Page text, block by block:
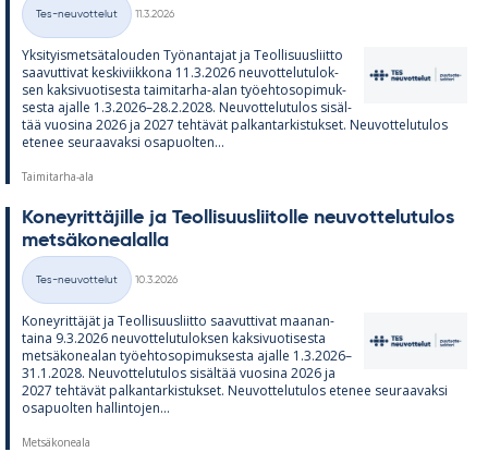
Kategoriat
Tes-neuvottelut
11.3.2026
Yk­si­tyis­met­sä­ta­lou­den Työ­nan­ta­jat ja Teol­li­suus­liitto
saa­vut­ti­vat kes­ki­viik­kona 11.3.2026 neu­vot­te­lu­tu­lok­
sen kak­si­vuo­ti­sesta tai­mi­tarha-alan työ­eh­to­so­pi­muk­
sesta ajalle 1.3.2026–28.2.2028. Neu­vot­te­lu­tu­los si­säl­
tää vuo­sina 2026 ja 2027 teh­tä­vät pal­kan­tar­kis­tuk­set. Neu­vot­te­lu­tu­los
ete­nee seu­raa­vaksi os­a­puol­ten...
Taimitarha-ala
Ko­ney­rit­tä­jille ja Teol­li­suus­lii­tolle neu­vot­te­lu­tu­los
met­sä­ko­nea­lalla
Kategoriat
Tes-neuvottelut
10.3.2026
Ko­ney­rit­tä­jät ja Teol­li­suus­liitto saa­vut­ti­vat maa­nan­
taina 9.3.2026 neu­vot­te­lu­tu­lok­sen kak­si­vuo­ti­sesta
met­sä­ko­nea­lan työ­eh­to­so­pi­muk­sesta ajalle 1.3.2026–
31.1.2028. Neu­vot­te­lu­tu­los si­säl­tää vuo­sina 2026 ja
2027 teh­tä­vät pal­kan­tar­kis­tuk­set. Neu­vot­te­lu­tu­los ete­nee seu­raa­vaksi
os­a­puol­ten hal­lin­to­jen...
Metsäkoneala